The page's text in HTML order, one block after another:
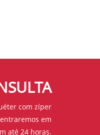
com zíper
em
até 24 horas.